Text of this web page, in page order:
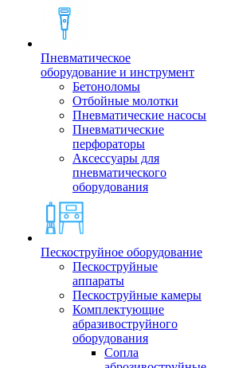
Пневматическое
оборудование и инструмент
Бетоноломы
Отбойные молотки
Пневматические насосы
Пневматические
перфораторы
Аксессуары для
пневматического
оборудования
Пескоструйное оборудование
Пескоструйные
аппараты
Пескоструйные камеры
Комплектующие
абразивоструйного
оборудования
Сопла